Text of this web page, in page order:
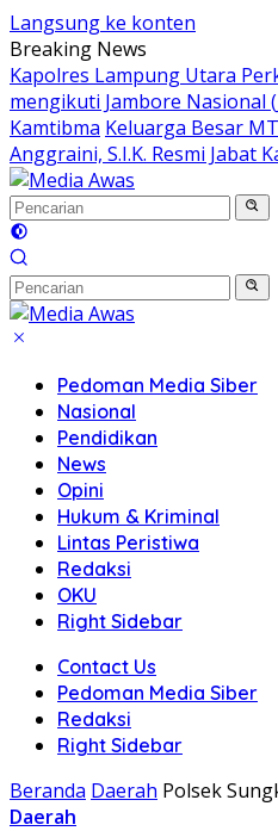
Langsung ke konten
Breaking News
Kapolres Lampung Utara
mengikuti Jambore Nasional
Kamtibma Keluarga Besar
Anggraini, S.I.K. Resmi Jabat
Pedoman Media Siber
Nasional
Pendidikan
News
Opini
Hukum & Kriminal
Lintas Peristiwa
Redaksi
OKU
Right Sidebar
Contact Us
Pedoman Media Siber
Redaksi
Right Sidebar
Beranda Daerah Polsek
Daerah